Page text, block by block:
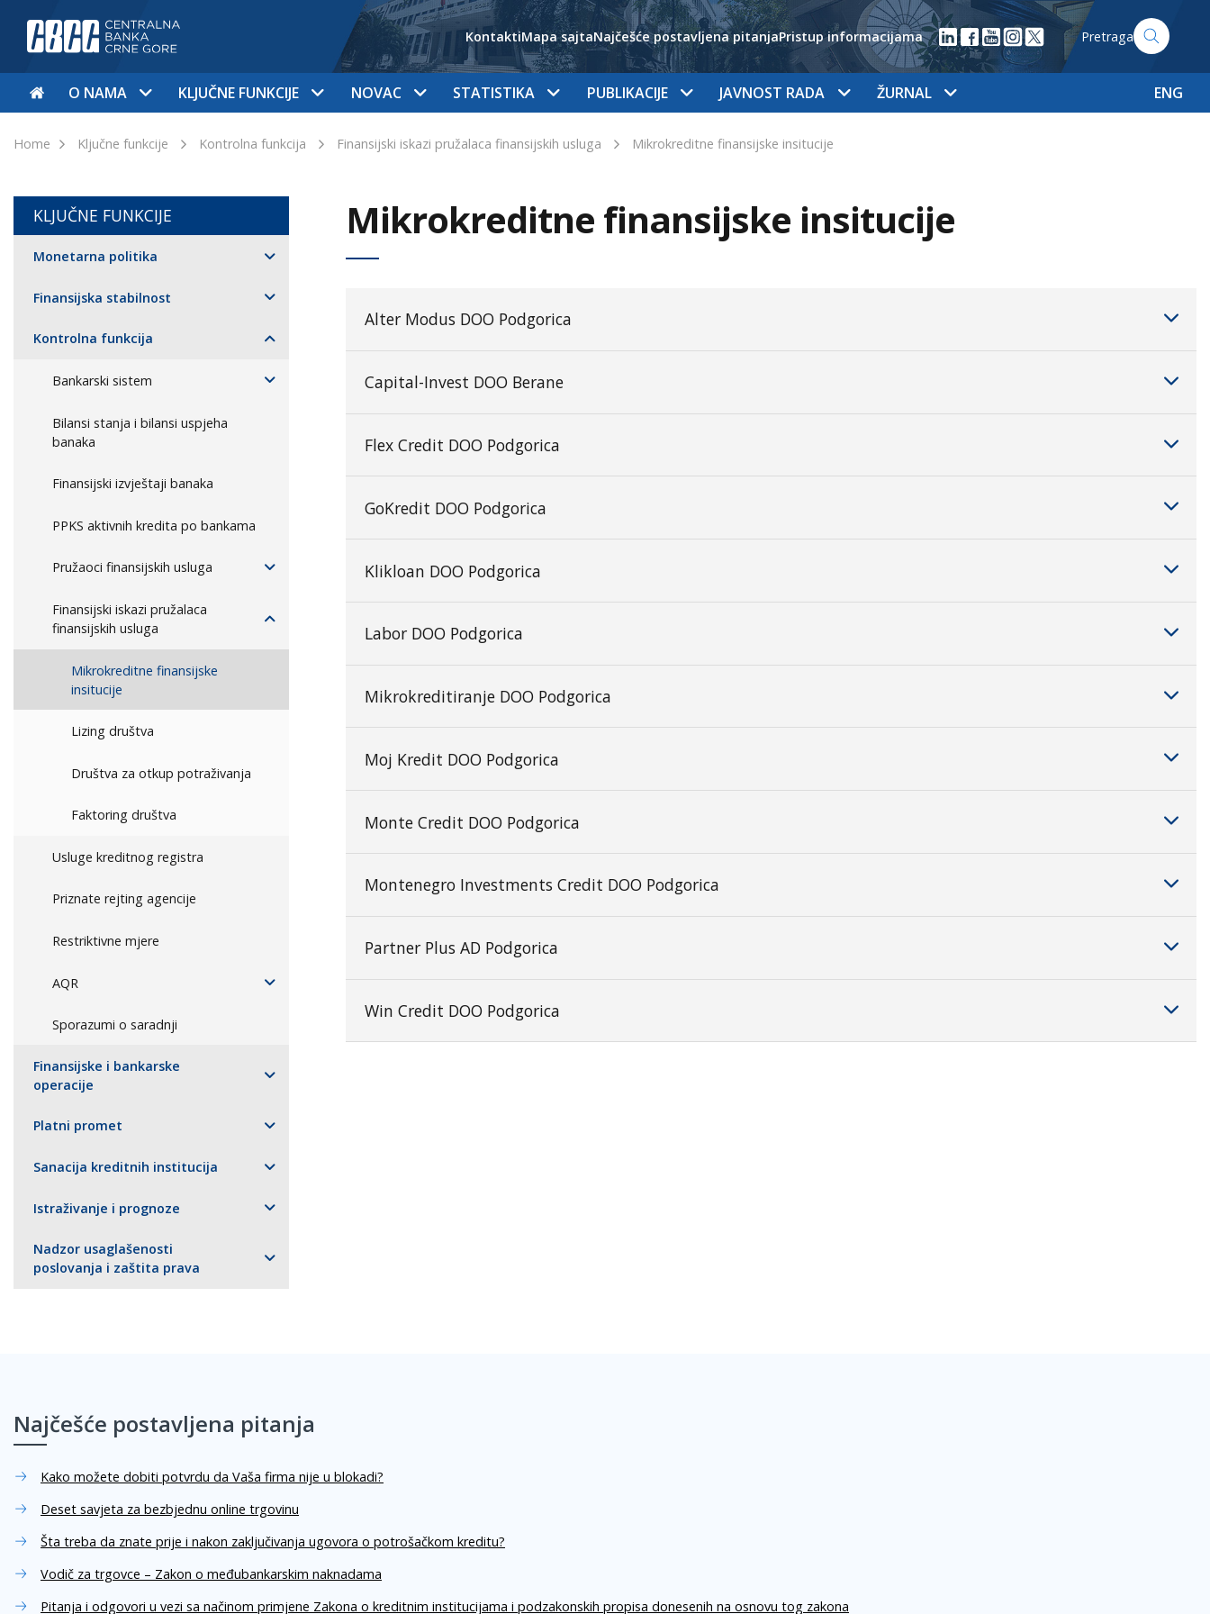
KontaktiMapa sajtaNajčešće postavljena pitanjaPristup informacijama Pretraga
O NAMA KLJUČNE FUNKCIJE NOVAC STATISTIKA PUBLIKACIJE JAVNOST RADA ŽURNAL ENG
Home Ključne funkcije Kontrolna funkcija Finansijski iskazi pružalaca finansijskih usluga Mikrokreditne finansijske insitucije
KLJUČNE FUNKCIJE
Monetarna politika
Finansijska stabilnost
Kontrolna funkcija
Bankarski sistem
Bilansi stanja i bilansi uspjeha
banaka
Finansijski izvještaji banaka
PPKS aktivnih kredita po bankama
Pružaoci finansijskih usluga
Finansijski iskazi pružalaca
finansijskih usluga
Mikrokreditne finansijske
insitucije
Lizing društva
Društva za otkup potraživanja
Faktoring društva
Usluge kreditnog registra
Priznate rejting agencije
Restriktivne mjere
AQR
Sporazumi o saradnji
Finansijske i bankarske
operacije
Platni promet
Sanacija kreditnih institucija
Istraživanje i prognoze
Nadzor usaglašenosti
poslovanja i zaštita prava
Mikrokreditne finansijske insitucije
Alter Modus DOO Podgorica
Capital-Invest DOO Berane
Flex Credit DOO Podgorica
GoKredit DOO Podgorica
Klikloan DOO Podgorica
Labor DOO Podgorica
Mikrokreditiranje DOO Podgorica
Moj Kredit DOO Podgorica
Monte Credit DOO Podgorica
Montenegro Investments Credit DOO Podgorica
Partner Plus AD Podgorica
Win Credit DOO Podgorica
Najčešće postavljena pitanja
Kako možete dobiti potvrdu da Vaša firma nije u blokadi?
Deset savjeta za bezbjednu online trgovinu
Šta treba da znate prije i nakon zaključivanja ugovora o potrošačkom kreditu?
Vodič za trgovce – Zakon o međubankarskim naknadama
Pitanja i odgovori u vezi sa načinom primjene Zakona o kreditnim institucijama i podzakonskih propisa donesenih na osnovu tog zakona